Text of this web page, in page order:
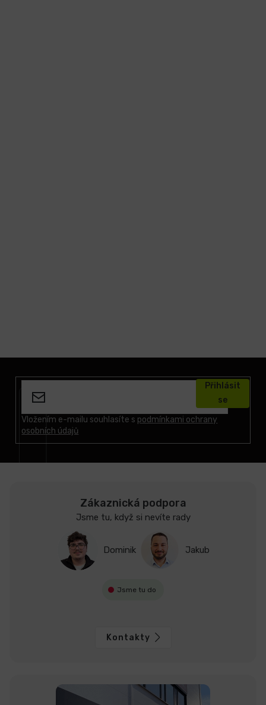
Vložením e-mailu souhlasíte s podmínkami ochrany
osobních údajů
Přihlásit
se
Zákaznická podpora
Jsme tu, když si nevíte rady
Dominik Jakub
Jsme tu do
Kontakty